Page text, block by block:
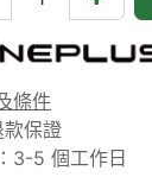
條件
款保證
3-5 個工作日